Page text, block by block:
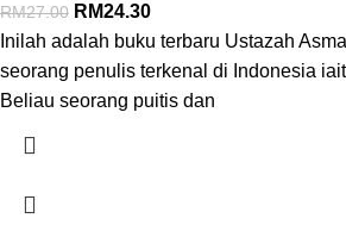
RM27.00 RM24.30
Inilah adalah buku terbaru Ustazah
seorang penulis terkenal di Indonesia
Beliau seorang puitis dan